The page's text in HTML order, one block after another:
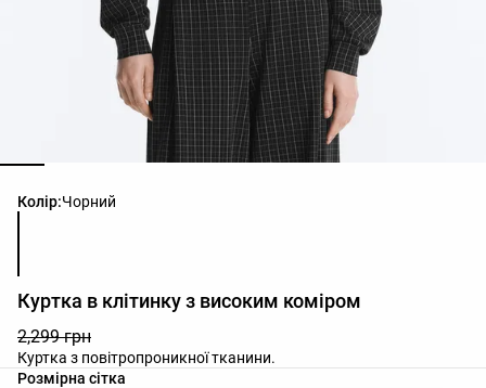
Колір:Чорний
Список кольорів товару
Куртка в клітинку з високим коміром
2,299 грн
Куртка з повітропроникної тканини.
Розмірна сітка
Список розмірів товару